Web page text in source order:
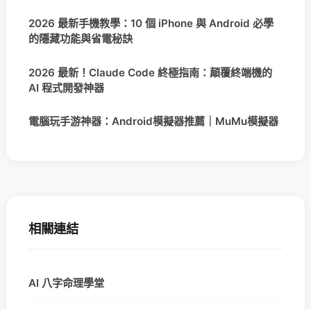
2026 最新手機教學：10 個 iPhone 與 Android 必學
的隱藏功能與省電秘訣
2026 最新！Claude Code 終極指南：顛覆終端機的
AI 程式開發神器
電腦玩手游神器：Android模擬器推薦｜MuMu模擬器
相關連結
AI 八字命理學堂